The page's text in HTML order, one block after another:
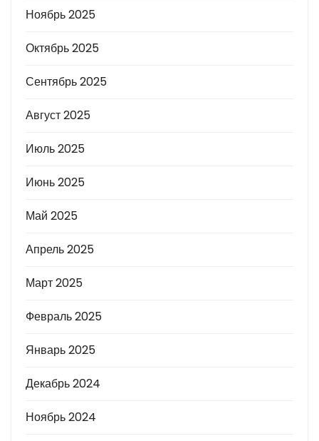
Ноябрь 2025
Октябрь 2025
Сентябрь 2025
Август 2025
Июль 2025
Июнь 2025
Май 2025
Апрель 2025
Март 2025
Февраль 2025
Январь 2025
Декабрь 2024
Ноябрь 2024